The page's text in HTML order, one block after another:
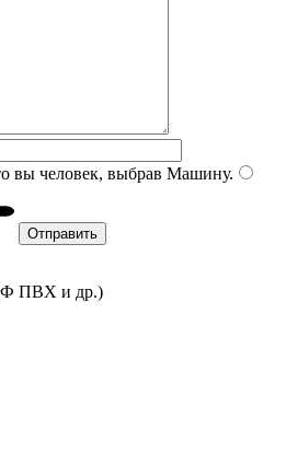
вы человек, выбрав Машину.
ПВХ и др.)